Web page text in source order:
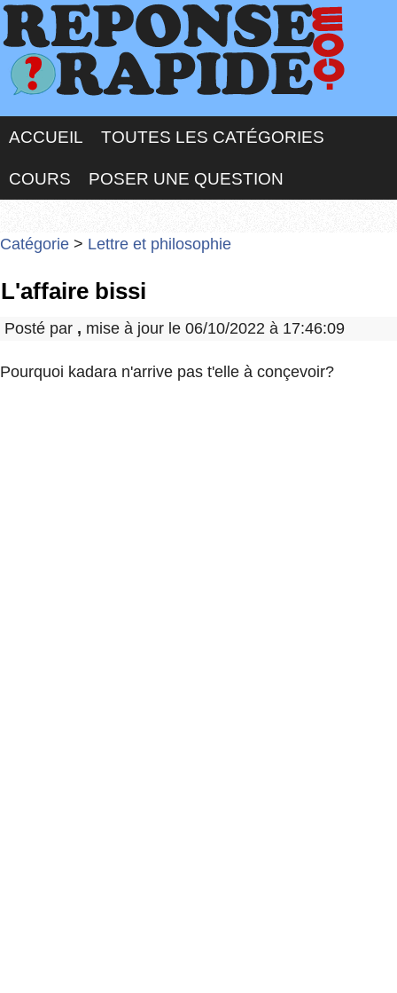
ACCUEIL TOUTES LES CATÉGORIES
COURS POSER UNE QUESTION
Catégorie > Lettre et philosophie
L'affaire bissi
Posté par , mise à jour le 06/10/2022 à 17:46:09
Pourquoi kadara n'arrive pas t'elle à conçevoir?